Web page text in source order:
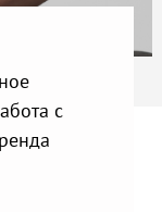
с